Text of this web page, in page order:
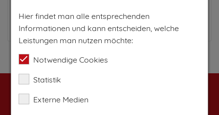
Zum Anbieter
Weitere Angebote findest du auf:
Hier findet man alle entsprechenden
Informationen und kann entscheiden, welche
Leistungen man nutzen möchte:
Notwendige Cookies
Statistik
Externe Medien